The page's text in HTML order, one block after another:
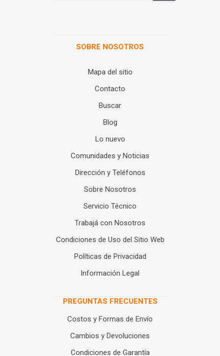
SOBRE NOSOTROS
Mapa del sitio
Contacto
Buscar
Blog
Lo nuevo
Comunidades y Noticias
Dirección y Teléfonos
Sobre Nosotros
Servicio Técnico
Trabajá con Nosotros
Condiciones de Uso del Sitio Web
Políticas de Privacidad
Información Legal
PREGUNTAS FRECUENTES
Costos y Formas de Envío
Cambios y Devoluciones
Condiciones de Garantía